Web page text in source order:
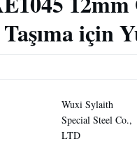
için
Wuxi Sylaith
Special Steel Co.,
LTD